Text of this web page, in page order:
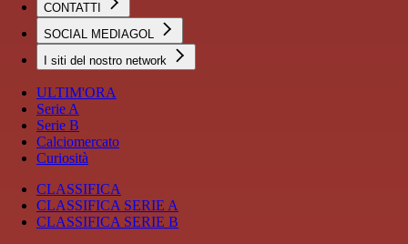
CONTATTI
SOCIAL MEDIAGOL
I siti del nostro network
ULTIM'ORA
Serie A
Serie B
Calciomercato
Curiosità
CLASSIFICA
CLASSIFICA SERIE A
CLASSIFICA SERIE B